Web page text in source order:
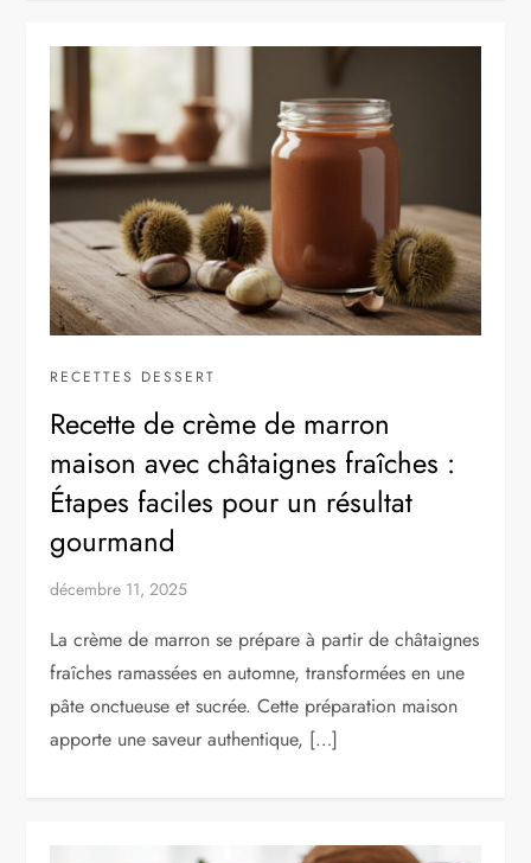
RECETTES DESSERT
Recette de crème de marron
maison avec châtaignes fraîches :
Étapes faciles pour un résultat
gourmand
décembre 11, 2025
La crème de marron se prépare à partir de châtaignes
fraîches ramassées en automne, transformées en une
pâte onctueuse et sucrée. Cette préparation maison
apporte une saveur authentique, […]